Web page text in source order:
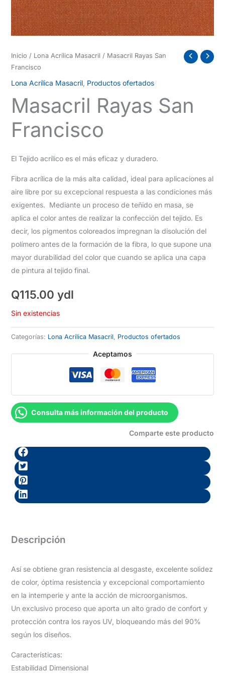
Inicio / Lona Acrílica Masacril / Masacril Rayas San
Francisco
Lona Acrílica Masacril, Productos ofertados
Masacril Rayas San
Francisco
El Tejido acrílico es el más eficaz y duradero.
Fibra acrílica de la más alta calidad, ideal para aplicaciones al
aire libre por su excepcional respuesta a las condiciones más
exigentes. Mediante un proceso de teñido en masa, se
aplica el color antes de realizar la confección del tejido. Es
decir, los pigmentos coloreados impregnan la disolución del
polímero antes de la formación de la fibra, lo que supone una
mayor durabilidad del color que cuando se aplica una capa
de pintura al tejido final.
Q115.00 ydl
Sin existencias
Categorías: Lona Acrílica Masacril Productos ofertados
Aceptamos
Consulta más información del producto
Comparte este producto
Descripción
Así se obtiene gran resistencia al desgaste, excelente solidez
de color, óptima resistencia y excepcional comportamiento
en la intemperie y ante la acción de microorganismos.
Un exclusivo proceso que aporta un alto grado de confort y
protección contra los rayos UV, bloqueando más del 90%
según los diseños.
Características:
Estabilidad Dimensional